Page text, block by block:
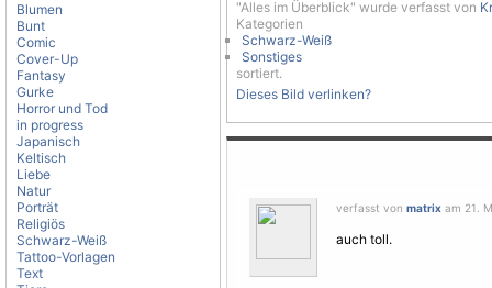
Blumen
Bunt
Comic
Cover-Up
Fantasy
Gurke
Horror und Tod
in progress
Japanisch
Keltisch
Liebe
Natur
Porträt
Religiös
Schwarz-Weiß
Tattoo-Vorlagen
Text
"Alles im Überblick" wurde verfasst von
Kategorien
Schwarz-Weiß
Sonstiges
sortiert.
Dieses Bild verlinken?
verfasst von matrix am 21.
auch toll.